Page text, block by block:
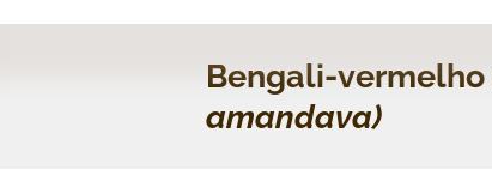
Bengali-vermelho
amandava)